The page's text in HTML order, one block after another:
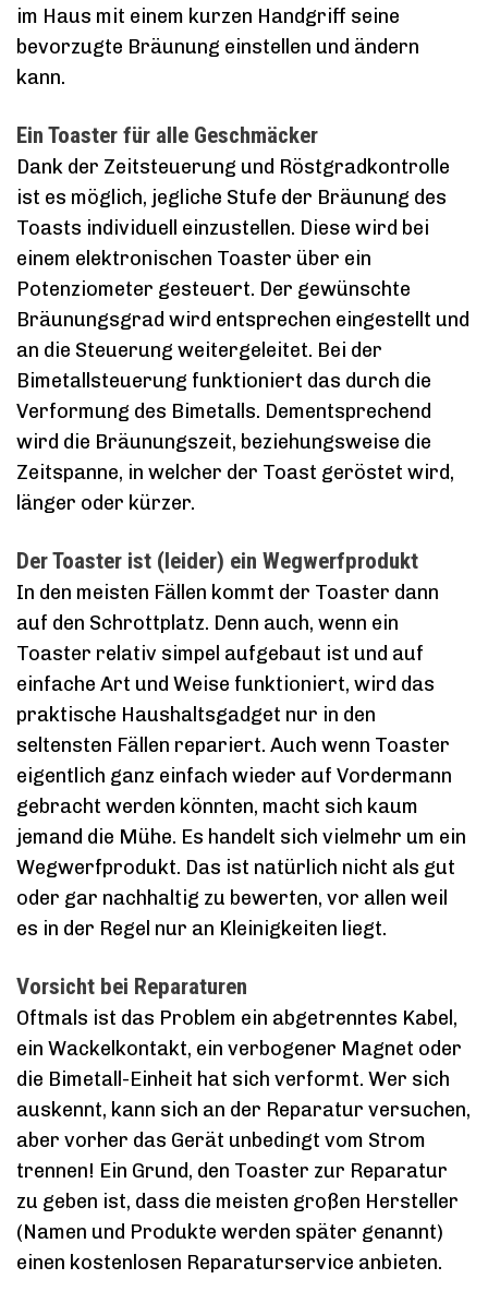
im Haus mit einem kurzen Handgriff seine
bevorzugte Bräunung einstellen und ändern
kann.
Ein Toaster für alle Geschmäcker
Dank der Zeitsteuerung und Röstgradkontrolle
ist es möglich, jegliche Stufe der Bräunung des
Toasts individuell einzustellen. Diese wird bei
einem elektronischen Toaster über ein
Potenziometer gesteuert. Der gewünschte
Bräunungsgrad wird entsprechen eingestellt und
an die Steuerung weitergeleitet. Bei der
Bimetallsteuerung funktioniert das durch die
Verformung des Bimetalls. Dementsprechend
wird die Bräunungszeit, beziehungsweise die
Zeitspanne, in welcher der Toast geröstet wird,
länger oder kürzer.
Der Toaster ist (leider) ein Wegwerfprodukt
In den meisten Fällen kommt der Toaster dann
auf den Schrottplatz. Denn auch, wenn ein
Toaster relativ simpel aufgebaut ist und auf
einfache Art und Weise funktioniert, wird das
praktische Haushaltsgadget nur in den
seltensten Fällen repariert. Auch wenn Toaster
eigentlich ganz einfach wieder auf Vordermann
gebracht werden könnten, macht sich kaum
jemand die Mühe. Es handelt sich vielmehr um ein
Wegwerfprodukt. Das ist natürlich nicht als gut
oder gar nachhaltig zu bewerten, vor allen weil
es in der Regel nur an Kleinigkeiten liegt.
Vorsicht bei Reparaturen
Oftmals ist das Problem ein abgetrenntes Kabel,
ein Wackelkontakt, ein verbogener Magnet oder
die Bimetall-Einheit hat sich verformt. Wer sich
auskennt, kann sich an der Reparatur versuchen,
aber vorher das Gerät unbedingt vom Strom
trennen! Ein Grund, den Toaster zur Reparatur
zu geben ist, dass die meisten großen Hersteller
(Namen und Produkte werden später genannt)
einen kostenlosen Reparaturservice anbieten.